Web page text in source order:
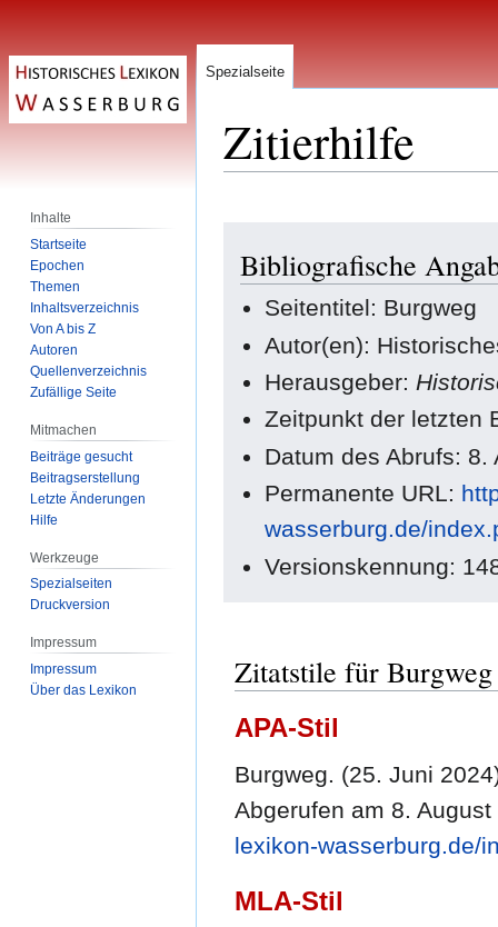
Zitierhilfe
Navigation
springen
Suche
springen
Bibliografische
Seitentitel: Burgweg
Autor(en):
Herausgeber:
Zeitpunkt der letzten
Datum des Abrufs:
Permanente URL:
wasserburg.de/
Versionskennung:
Zitatstile für Burgweg
APA-Stil
Burgweg. (25. Juni
Abgerufen am 8.
lexikon-wasserburg.de/
MLA-Stil
Spezialseite
Inhalte
Startseite
Epochen
Themen
Inhaltsverzeichnis
Von A bis Z
Autoren
Quellenverzeichnis
Zufällige Seite
Mitmachen
Beiträge gesucht
Beitragserstellung
Letzte Änderungen
Hilfe
Werkzeuge
Spezialseiten
Druckversion
Impressum
Impressum
Über das Lexikon